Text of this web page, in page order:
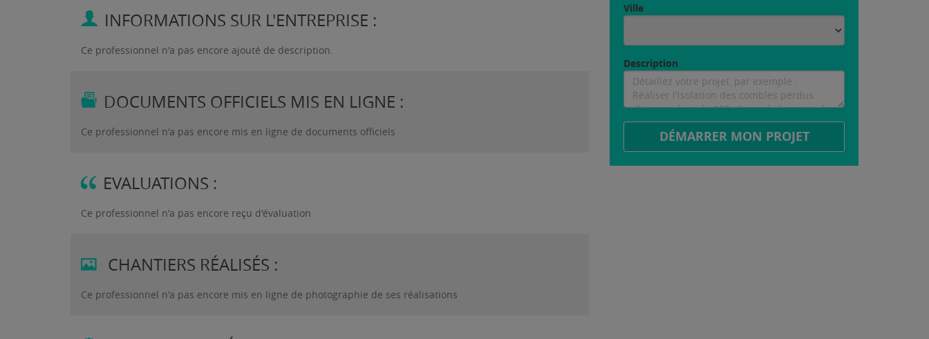
INFORMATIONS SUR L'ENTREPRISE :
Ce professionnel n'a pas encore ajouté de description.
DOCUMENTS OFFICIELS MIS EN LIGNE :
Ce professionnel n'a pas encore mis en ligne de documents officiels
EVALUATIONS :
Ce professionnel n'a pas encore reçu d'évaluation
CHANTIERS RÉALISÉS :
Ce professionnel n'a pas encore mis en ligne de photographie de ses réalisations
Ville
Description
DÉMARRER MON PROJET